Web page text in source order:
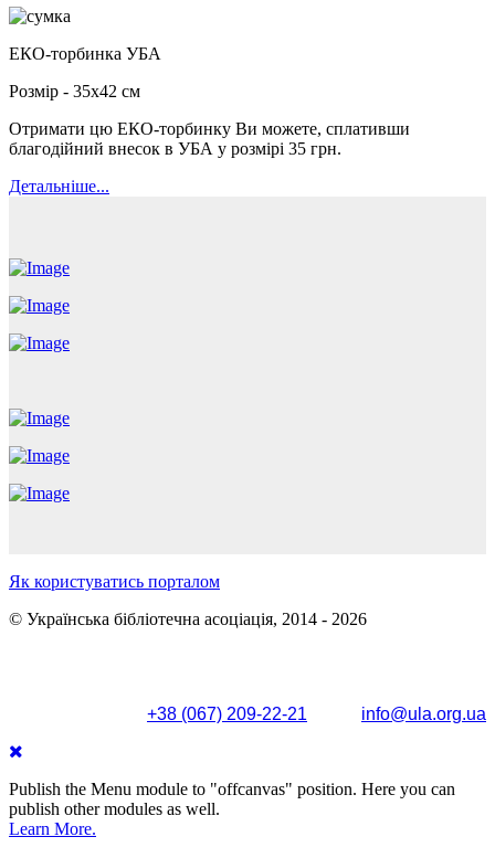
ЕКО-торбинка УБА
Розмір - 35х42 см
Отримати цю ЕКО-торбинку Ви можете, сплативши
благодійний внесок в УБА у розмірі 35 грн.
Детальніше...
Як користуватись порталом
© Українська бібліотечна асоціація, 2014 - 2026
+38 (067) 209-22-21
info@ula.org.ua
Publish the Menu module to "offcanvas" position. Here you can
publish other modules as well.
Learn More.